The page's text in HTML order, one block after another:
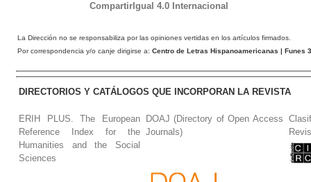
CompartirIgual 4.0 Internacional
La Dirección no se responsabiliza por las opiniones vertidas en los artículos firmados.
Por correspondencia y/o canje dirigirse a: Centro de Letras Hispanoamericanas | Funes
DIRECTORIOS Y CATÁLOGOS QUE INCORPORAN LA REVISTA
ERIH PLUS. The European
Reference Index for the
Humanities and the Social
Sciences
DOAJ (Directory of Open Access
Journals)